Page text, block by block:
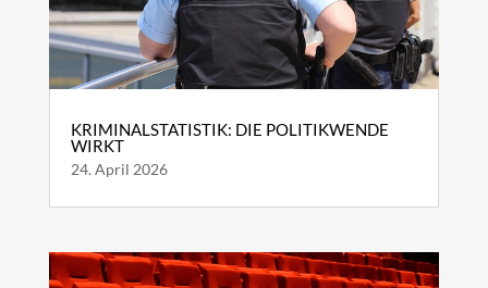
KRIMINALSTATISTIK: DIE POLITIKWENDE
WIRKT
24. April 2026